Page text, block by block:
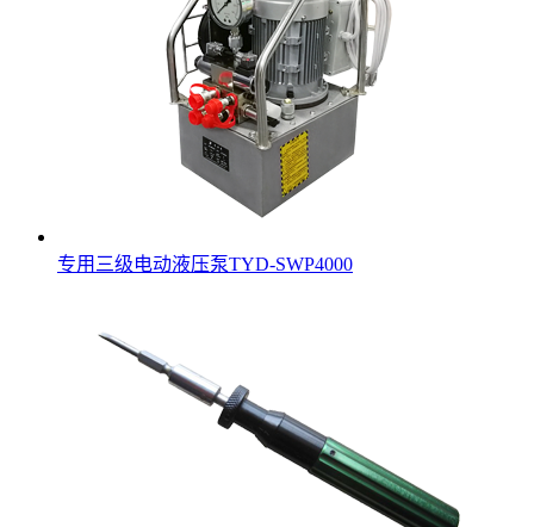
专用三级电动液压泵TYD-SWP4000